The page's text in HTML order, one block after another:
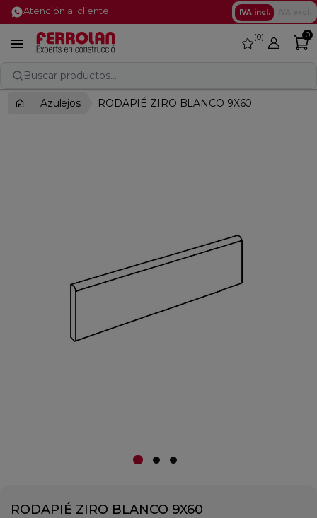
Atención al cliente IVA incl.
 favorite
0 0
Buscar productos...
Azulejos RODAPIÉ ZIRO BLANCO 9X60
RODAPIÉ ZIRO BLANCO 9X60